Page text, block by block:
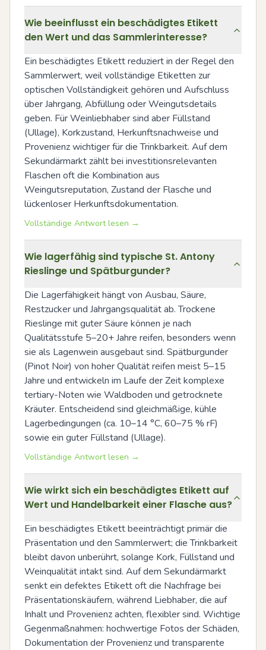
Wie beeinflusst ein beschädigtes Etikett
den Wert und das Sammlerinteresse?
Ein beschädigtes Etikett reduziert in der Regel den
Sammlerwert, weil vollständige Etiketten zur
optischen Vollständigkeit gehören und Aufschluss
über Jahrgang, Abfüllung oder Weingutsdetails
geben. Für Weinliebhaber sind aber Füllstand
(Ullage), Korkzustand, Herkunftsnachweise und
Provenienz wichtiger für die Trinkbarkeit. Auf dem
Sekundärmarkt zählt bei investitionsrelevanten
Flaschen oft die Kombination aus
Weingutsreputation, Zustand der Flasche und
lückenloser Herkunftsdokumentation.
Vollständige Antwort lesen →
Wie lagerfähig sind typische St. Antony
Rieslinge und Spätburgunder?
Die Lagerfähigkeit hängt von Ausbau, Säure,
Restzucker und Jahrgangsqualität ab. Trockene
Rieslinge mit guter Säure können je nach
Qualitätsstufe 5–20+ Jahre reifen, besonders wenn
sie als Lagenwein ausgebaut sind. Spätburgunder
(Pinot Noir) von hoher Qualität reifen meist 5–15
Jahre und entwickeln im Laufe der Zeit komplexe
tertiary-Noten wie Waldboden und getrocknete
Kräuter. Entscheidend sind gleichmäßige, kühle
Lagerbedingungen (ca. 10–14 °C, 60–75 % rF)
sowie ein guter Füllstand (Ullage).
Vollständige Antwort lesen →
Wie wirkt sich ein beschädigtes Etikett auf
Wert und Handelbarkeit einer Flasche aus?
Ein beschädigtes Etikett beeinträchtigt primär die
Präsentation und den Sammlerwert; die Trinkbarkeit
bleibt davon unberührt, solange Kork, Füllstand und
Weinqualität intakt sind. Auf dem Sekundärmarkt
senkt ein defektes Etikett oft die Nachfrage bei
Präsentationskäufern, während Liebhaber, die auf
Inhalt und Provenienz achten, flexibler sind. Wichtige
Gegenmaßnahmen: hochwertige Fotos der Schäden,
Dokumentation der Provenienz und transparente